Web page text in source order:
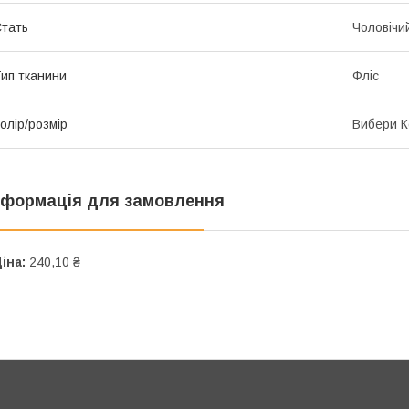
тканини Фліс
розмір Вибери
для замовлення
240,10 ₴